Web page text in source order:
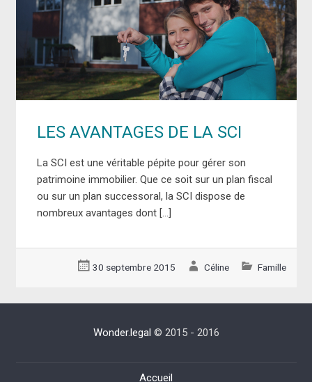
LES AVANTAGES DE LA SCI
La SCI est une véritable pépite pour gérer son
patrimoine immobilier. Que ce soit sur un plan fiscal
ou sur un plan successoral, la SCI dispose de
nombreux avantages dont […]
30 septembre 2015 Céline Famille
Wonder.legal © 2015 - 2016
Accueil